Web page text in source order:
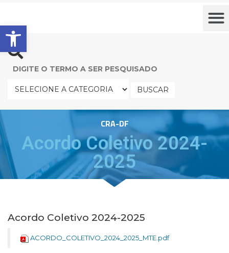
Barra de Ferramentas Aberta
BUSCAR
CRA-DF
Acordo Coletivo 2024-
2025
Acordo Coletivo 2024-2025
ACORDO_COLETIVO_2024_2025_MTE.pdf